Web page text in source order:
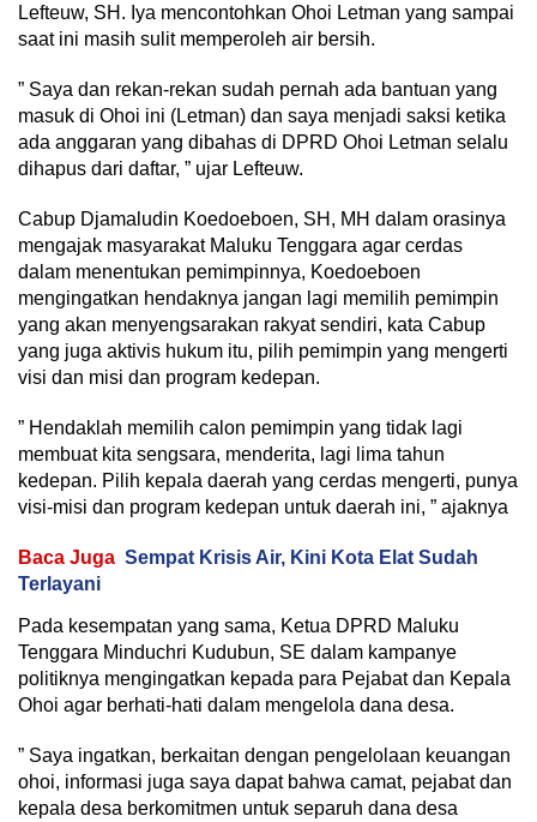
Lefteuw, SH. Iya mencontohkan Ohoi Letman yang sampai
saat ini masih sulit memperoleh air bersih.
” Saya dan rekan-rekan sudah pernah ada bantuan yang
masuk di Ohoi ini (Letman) dan saya menjadi saksi ketika
ada anggaran yang dibahas di DPRD Ohoi Letman selalu
dihapus dari daftar, ” ujar Lefteuw.
Cabup Djamaludin Koedoeboen, SH, MH dalam orasinya
mengajak masyarakat Maluku Tenggara agar cerdas
dalam menentukan pemimpinnya, Koedoeboen
mengingatkan hendaknya jangan lagi memilih pemimpin
yang akan menyengsarakan rakyat sendiri, kata Cabup
yang juga aktivis hukum itu, pilih pemimpin yang mengerti
visi dan misi dan program kedepan.
” Hendaklah memilih calon pemimpin yang tidak lagi
membuat kita sengsara, menderita, lagi lima tahun
kedepan. Pilih kepala daerah yang cerdas mengerti, punya
visi-misi dan program kedepan untuk daerah ini, ” ajaknya
Baca Juga Sempat Krisis Air, Kini Kota Elat Sudah
Terlayani
Pada kesempatan yang sama, Ketua DPRD Maluku
Tenggara Minduchri Kudubun, SE dalam kampanye
politiknya mengingatkan kepada para Pejabat dan Kepala
Ohoi agar berhati-hati dalam mengelola dana desa.
” Saya ingatkan, berkaitan dengan pengelolaan keuangan
ohoi, informasi juga saya dapat bahwa camat, pejabat dan
kepala desa berkomitmen untuk separuh dana desa